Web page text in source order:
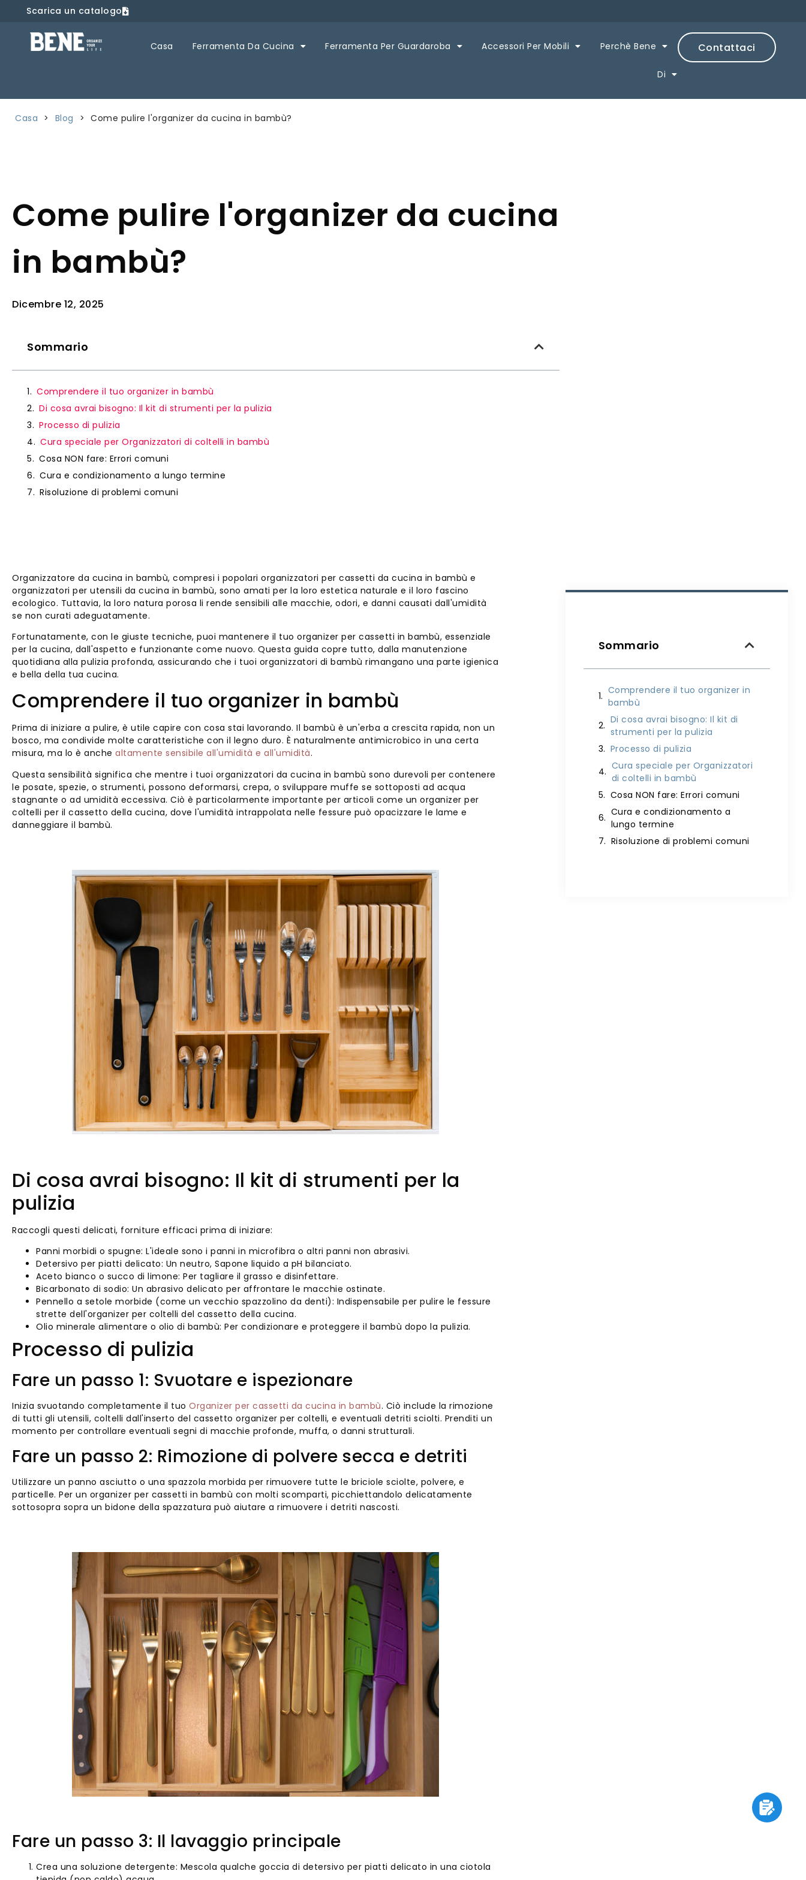
Scarica un catalogo
Casa Ferramenta Da Cucina Ferramenta Per Guardaroba Accessori Per Mobili Perchè Bene
Di
Contattaci
Casa > Blog > Come pulire l'organizer da cucina in bambù?
Come pulire l'organizer da cucina
in bambù?
Dicembre 12, 2025
Sommario
Comprendere il tuo organizer in bambù
Di cosa avrai bisogno: Il kit di strumenti per la pulizia
Processo di pulizia
Cura speciale per Organizzatori di coltelli in bambù
Cosa NON fare: Errori comuni
Cura e condizionamento a lungo termine
Risoluzione di problemi comuni
Organizzatore da cucina in bambù, compresi i popolari organizzatori per cassetti da cucina in bambù e
organizzatori per utensili da cucina in bambù, sono amati per la loro estetica naturale e il loro fascino
ecologico. Tuttavia, la loro natura porosa li rende sensibili alle macchie, odori, e danni causati dall'umidità
se non curati adeguatamente.
Fortunatamente, con le giuste tecniche, puoi mantenere il tuo organizer per cassetti in bambù, essenziale
per la cucina, dall'aspetto e funzionante come nuovo. Questa guida copre tutto, dalla manutenzione
quotidiana alla pulizia profonda, assicurando che i tuoi organizzatori di bambù rimangano una parte igienica
e bella della tua cucina.
Comprendere il tuo organizer in bambù
Prima di iniziare a pulire, è utile capire con cosa stai lavorando. Il bambù è un'erba a crescita rapida, non un
bosco, ma condivide molte caratteristiche con il legno duro. È naturalmente antimicrobico in una certa
misura, ma lo è anche altamente sensibile all'umidità e all'umidità.
Questa sensibilità significa che mentre i tuoi organizzatori da cucina in bambù sono durevoli per contenere
le posate, spezie, o strumenti, possono deformarsi, crepa, o sviluppare muffe se sottoposti ad acqua
stagnante o ad umidità eccessiva. Ciò è particolarmente importante per articoli come un organizer per
coltelli per il cassetto della cucina, dove l'umidità intrappolata nelle fessure può opacizzare le lame e
danneggiare il bambù.
Di cosa avrai bisogno: Il kit di strumenti per la
pulizia
Raccogli questi delicati, forniture efficaci prima di iniziare:
Panni morbidi o spugne: L'ideale sono i panni in microfibra o altri panni non abrasivi.
Detersivo per piatti delicato: Un neutro, Sapone liquido a pH bilanciato.
Aceto bianco o succo di limone: Per tagliare il grasso e disinfettare.
Bicarbonato di sodio: Un abrasivo delicato per affrontare le macchie ostinate.
Pennello a setole morbide (come un vecchio spazzolino da denti): Indispensabile per pulire le fessure
strette dell'organizer per coltelli del cassetto della cucina.
Olio minerale alimentare o olio di bambù: Per condizionare e proteggere il bambù dopo la pulizia.
Processo di pulizia
Fare un passo 1: Svuotare e ispezionare
Inizia svuotando completamente il tuo Organizer per cassetti da cucina in bambù. Ciò include la rimozione
di tutti gli utensili, coltelli dall'inserto del cassetto organizer per coltelli, e eventuali detriti sciolti. Prenditi un
momento per controllare eventuali segni di macchie profonde, muffa, o danni strutturali.
Fare un passo 2: Rimozione di polvere secca e detriti
Utilizzare un panno asciutto o una spazzola morbida per rimuovere tutte le briciole sciolte, polvere, e
particelle. Per un organizer per cassetti in bambù con molti scomparti, picchiettandolo delicatamente
sottosopra sopra un bidone della spazzatura può aiutare a rimuovere i detriti nascosti.
Fare un passo 3: Il lavaggio principale
Crea una soluzione detergente: Mescola qualche goccia di detersivo per piatti delicato in una ciotola
Sommario
Comprendere il tuo organizer in
bambù
Di cosa avrai bisogno: Il kit di
strumenti per la pulizia
Processo di pulizia
Cura speciale per Organizzatori
di coltelli in bambù
Cosa NON fare: Errori comuni
Cura e condizionamento a
lungo termine
Risoluzione di problemi comuni